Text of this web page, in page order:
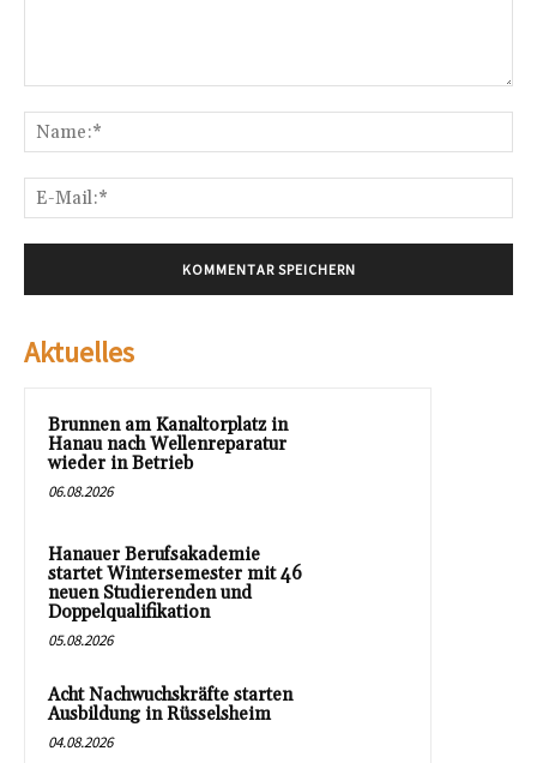
Aktuelles
Brunnen am Kanaltorplatz in
Hanau nach Wellenreparatur
wieder in Betrieb
06.08.2026
Hanauer Berufsakademie
startet Wintersemester mit 46
neuen Studierenden und
Doppelqualifikation
05.08.2026
Acht Nachwuchskräfte starten
Ausbildung in Rüsselsheim
04.08.2026